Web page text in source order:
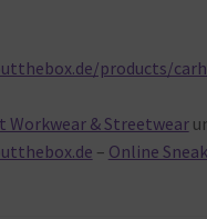
products/
Workwear & Streetwear
– Online